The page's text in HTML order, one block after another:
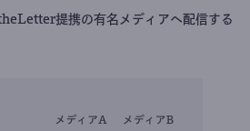
提携の有名メディアへ配信する